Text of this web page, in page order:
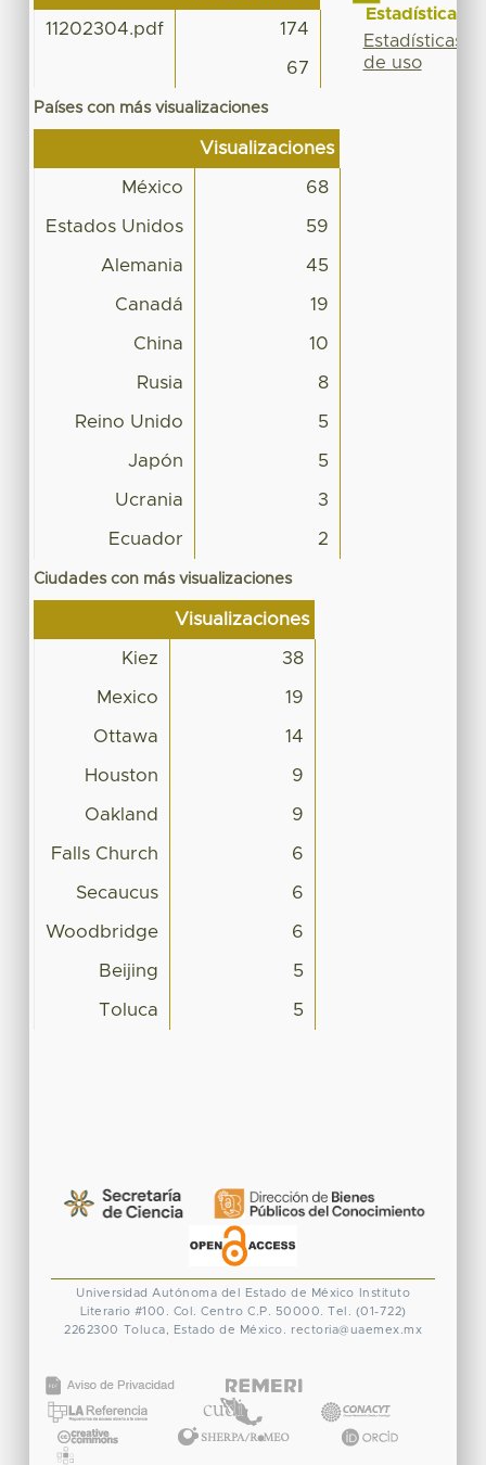
11202304.pdf 174
67
Países con más visualizaciones
Visualizaciones
México 68
Estados Unidos 59
Alemania 45
Canadá 19
China 10
Rusia 8
Reino Unido 5
Japón 5
Ucrania 3
Ecuador 2
Ciudades con más visualizaciones
Visualizaciones
Kiez 38
Mexico 19
Ottawa 14
Houston 9
Oakland 9
Falls Church 6
Secaucus 6
Woodbridge 6
Beijing 5
Toluca 5
Estadísticas
Estadísticas
de uso
Universidad Autónoma del Estado de México
Instituto
Literario #100. Col. Centro C.P. 50000. Tel. (01-722)
2262300 Toluca, Estado de México. rectoria@uaemex.mx